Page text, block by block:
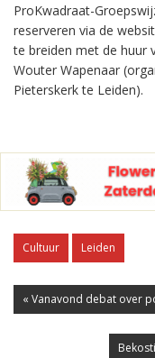
ProKwadraat-
reserveren via de
te breiden met de huur
Wouter Wapenaar
Pieterskerk te Leiden).
Cultuur Leiden
« Vanavond debat over